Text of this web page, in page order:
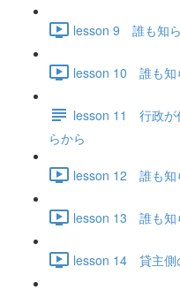
lesson 9 誰も知
lesson 10 誰も知
lesson 11 行政が
らから
lesson 12 誰も知
lesson 13 誰も知
lesson 14 貸主側